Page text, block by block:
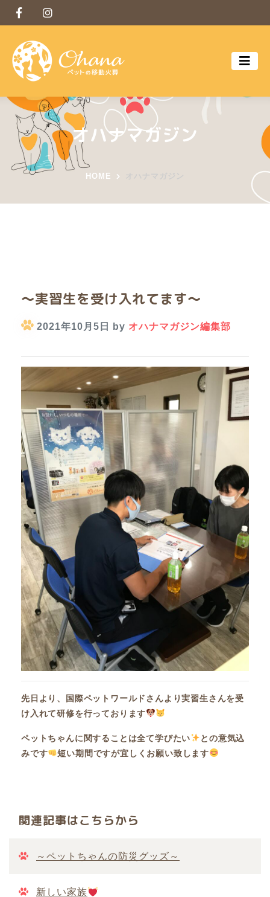
オハナマガジン
HOME
～実習生を受け入れてます～
2021年10月5日 by オハナマガジン編集部
先日より、国際ペットワールドさんより実習生さんを受
け入れて研修を行っております
ペットちゃんに関することは全て学びたい
との意気込
みです
短い期間ですが宜しくお願い致します
関連記事はこちらから
～ペットちゃんの防災グッズ～
新しい家族